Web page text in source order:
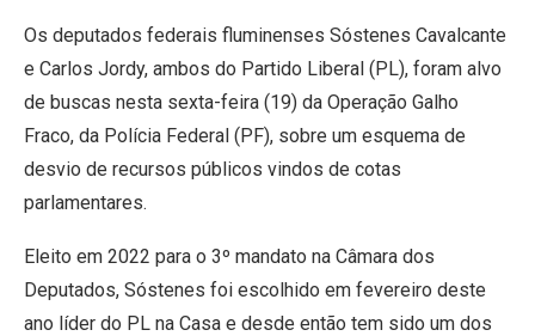
Os deputados federais fluminenses Sóstenes Cavalcante
e Carlos Jordy, ambos do Partido Liberal (PL), foram alvo
de buscas nesta sexta-feira (19) da Operação Galho
Fraco, da Polícia Federal (PF), sobre um esquema de
desvio de recursos públicos vindos de cotas
parlamentares.
Eleito em 2022 para o 3º mandato na Câmara dos
Deputados, Sóstenes foi escolhido em fevereiro deste
ano líder do PL na Casa e desde então tem sido um dos